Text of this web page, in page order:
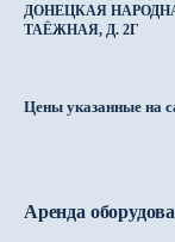
ДОНЕЦКАЯ
ТАЁЖНАЯ, Д. 2Г
Цены указанные на
Аренда